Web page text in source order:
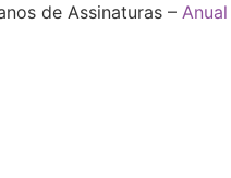
de Assinaturas – Anual